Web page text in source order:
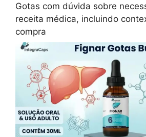
Gotas com dúvida sobre
receita médica, incluindo
compra